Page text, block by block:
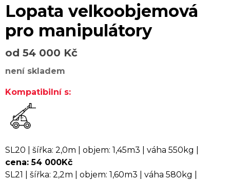
Lopata velkoobjemová
pro manipulátory
od 54 000 Kč
není skladem
Kompatibilní s:
SL20 | šířka: 2,0m | objem: 1,45m3 | váha 550kg |
cena: 54 000Kč
SL21 | šířka: 2,2m | objem: 1,60m3 | váha 580kg |